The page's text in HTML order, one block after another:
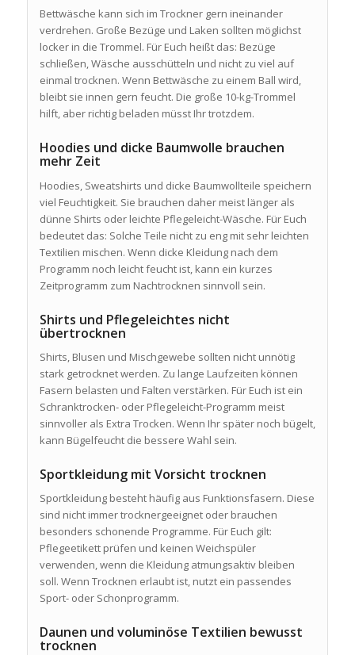
Bettwäsche kann sich im Trockner gern ineinander
verdrehen. Große Bezüge und Laken sollten möglichst
locker in die Trommel. Für Euch heißt das: Bezüge
schließen, Wäsche ausschütteln und nicht zu viel auf
einmal trocknen. Wenn Bettwäsche zu einem Ball wird,
bleibt sie innen gern feucht. Die große 10-kg-Trommel
hilft, aber richtig beladen müsst Ihr trotzdem.
Hoodies und dicke Baumwolle brauchen
mehr Zeit
Hoodies, Sweatshirts und dicke Baumwollteile speichern
viel Feuchtigkeit. Sie brauchen daher meist länger als
dünne Shirts oder leichte Pflegeleicht-Wäsche. Für Euch
bedeutet das: Solche Teile nicht zu eng mit sehr leichten
Textilien mischen. Wenn dicke Kleidung nach dem
Programm noch leicht feucht ist, kann ein kurzes
Zeitprogramm zum Nachtrocknen sinnvoll sein.
Shirts und Pflegeleichtes nicht
übertrocknen
Shirts, Blusen und Mischgewebe sollten nicht unnötig
stark getrocknet werden. Zu lange Laufzeiten können
Fasern belasten und Falten verstärken. Für Euch ist ein
Schranktrocken- oder Pflegeleicht-Programm meist
sinnvoller als Extra Trocken. Wenn Ihr später noch bügelt,
kann Bügelfeucht die bessere Wahl sein.
Sportkleidung mit Vorsicht trocknen
Sportkleidung besteht häufig aus Funktionsfasern. Diese
sind nicht immer trocknergeeignet oder brauchen
besonders schonende Programme. Für Euch gilt:
Pflegeetikett prüfen und keinen Weichspüler
verwenden, wenn die Kleidung atmungsaktiv bleiben
soll. Wenn Trocknen erlaubt ist, nutzt ein passendes
Sport- oder Schonprogramm.
Daunen und voluminöse Textilien bewusst
trocknen